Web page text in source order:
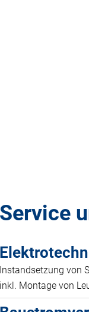
Service
Instandsetzung von
inkl. Montage von